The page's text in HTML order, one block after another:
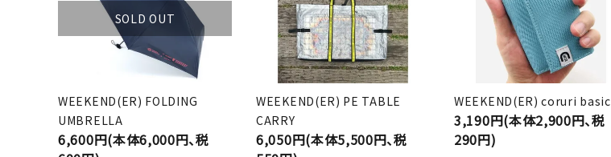
SOLD OUT
WEEKEND(ER) FOLDING
UMBRELLA
6,600円(本体6,000円、税
WEEKEND(ER) PE TABLE
CARRY
6,050円(本体5,500円、税
WEEKEND(ER) coruri basic
3,190円(本体2,900円、税
290円)